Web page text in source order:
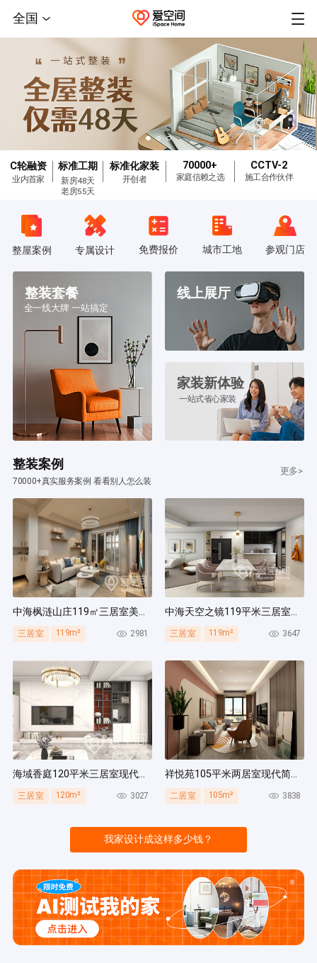
全国
C轮融资
业内首家
标准工期
新房48天
老房55天
标准化家装
开创者
70000+
家庭信赖之选
CCTV-2
施工合作伙伴
整屋案例 专属设计 免费报价 城市工地 参观门店
整装套餐
全一线大牌 一站搞定
线上展厅
家装新体验
一站式省心家装
整装案例
70000+真实服务案例 看看别人怎么装
更多>
中海枫涟山庄119㎡三居室美式风装修案例
三居室 119m² 2981
中海天空之镜119平米三居室北欧风装修案例
三居室 119m² 3647
海域香庭120平米三居室现代简约风装修案例
三居室 120m² 3027
祥悦苑105平米两居室现代简约风装修案例
二居室 105m² 3838
我家设计成这样多少钱？